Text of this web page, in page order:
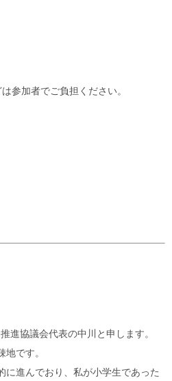
参加者でご負担ください。
進協議会代表の中川と申します。
です。
に進んでおり、私が小学生であった